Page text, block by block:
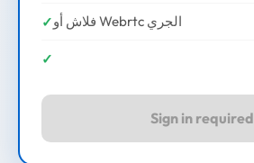
فلاش أو Webrtc الجري
Sign in required